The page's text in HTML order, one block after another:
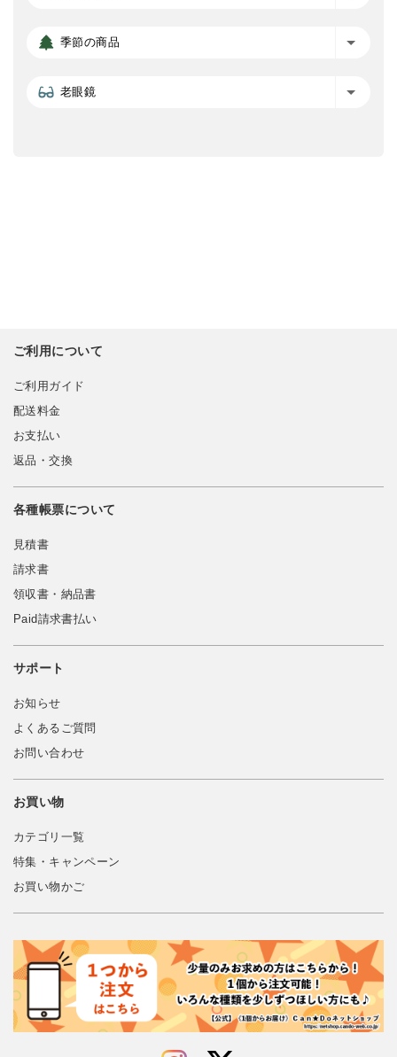
季節の商品
老眼鏡
ご利用について
ご利用ガイド
配送料金
お支払い
返品・交換
各種帳票について
見積書
請求書
領収書・納品書
Paid請求書払い
サポート
お知らせ
よくあるご質問
お問い合わせ
お買い物
カテゴリ一覧
特集・キャンペーン
お買い物かご